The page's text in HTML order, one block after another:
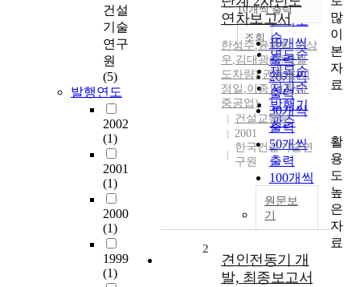
건설
기술
연구
원
(5)
발행연도
2002
(1)
2001
(1)
2000
(1)
1999
(1)
순
인기도
순
연도순
제목순
저자순
발행기
관순
내림차순
10개씩 출력
10개씩
출력
20개씩
출력
30개씩
출력
50개씩
출력
100개씩
출력
조회
연차보고서
한성수,윤종학,이상
우,김대광(한국철
도차량),권중록,이
정일 ,이종인(현대
중공업)
건설교통부
2001
한국건설기술연
구원
원문보
기
2
견인전동기 개
발, 최종보고서
많
이
본
자
료
활
용
도
높
은
자
료